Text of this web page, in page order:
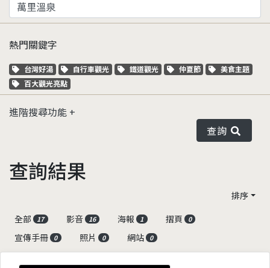
熱門關鍵字
關鍵字標籤
台灣好湯 關鍵字標籤
自行車觀光 關鍵字標籤
鐵道觀光 關鍵字標籤
仲夏節 關鍵字標籤
美食主題
關鍵字標籤
百大觀光亮點
進階搜尋功能
查詢
查詢結果
排序
全部
17 影音 16 海報 1 摺頁 0
宣傳手冊 0 照片 0 網站 0